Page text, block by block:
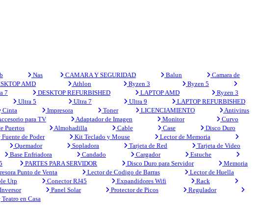
Nas CAMARA Y SEGURIDAD Balun
Camara de
AMD Athlon Ryzen 3
Ryzen 5
7 DESKTOP REFURBISHED LAPTOP AMD
Ryzen 3
Ultra 5 Ultra 7 Ultra 9
LAPTOP REFURBISHED
Cinta Impresora Toner LICENCIAMIENTO
Antivirus
para TV Adaptador de Imagen Monitor
Curvo
Puertos Almohadilla Cable Case
Disco Duro
Fuente de Poder Kit Teclado y Mouse
Lector de Memoria
Quemador Sopladora Tarjeta de Red
Tarjeta de Video
Base Enfriadora Candado Cargador
Estuche
PARTES PARA SERVIDOR Disco Duro para Servidor
Memoria
Punto de Venta Lector de Codigo de Barras
Lector de Huella
Utp Conector RJ45 Expandidores Wifi
Rack
Inversor Panel Solar Protector de Picos
Regulador
Teatro en Casa